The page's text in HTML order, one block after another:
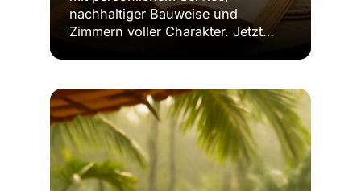
nachhaltiger Bauweise und
Zimmern voller Charakter. Jetzt…